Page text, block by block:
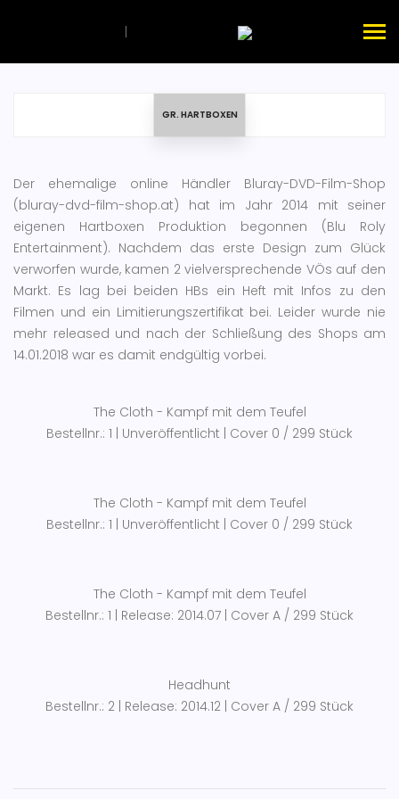
|
GR. HARTBOXEN
Der ehemalige online Händler Bluray-DVD-Film-Shop
(bluray-dvd-film-shop.at) hat im Jahr 2014 mit seiner
eigenen Hartboxen Produktion begonnen (Blu Roly
Entertainment). Nachdem das erste Design zum Glück
verworfen wurde, kamen 2 vielversprechende VÖs auf den
Markt. Es lag bei beiden HBs ein Heft mit Infos zu den
Filmen und ein Limitierungszertifikat bei. Leider wurde nie
mehr released und nach der Schließung des Shops am
14.01.2018 war es damit endgültig vorbei.
The Cloth - Kampf mit dem Teufel
Bestellnr.: 1 | Unveröffentlicht | Cover 0 / 299 Stück
The Cloth - Kampf mit dem Teufel
Bestellnr.: 1 | Unveröffentlicht | Cover 0 / 299 Stück
The Cloth - Kampf mit dem Teufel
Bestellnr.: 1 | Release: 2014.07 | Cover A / 299 Stück
Headhunt
Bestellnr.: 2 | Release: 2014.12 | Cover A / 299 Stück